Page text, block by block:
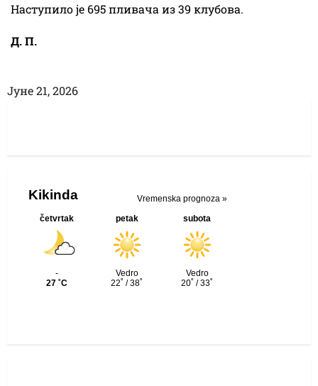
Наступило је 695 пливача из 39 клубова.
Д. П.
Јуне 21, 2026